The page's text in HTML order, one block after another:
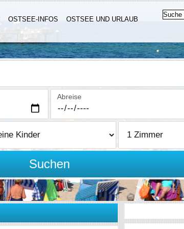
OSTSEE-INFOS
OSTSEE UND URLAUB
Abreise
Suchen